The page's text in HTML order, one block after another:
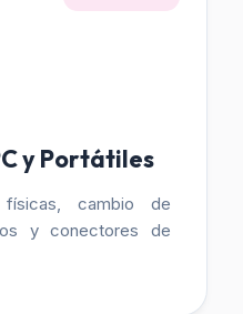
y Portátiles
cambio de
y conectores de